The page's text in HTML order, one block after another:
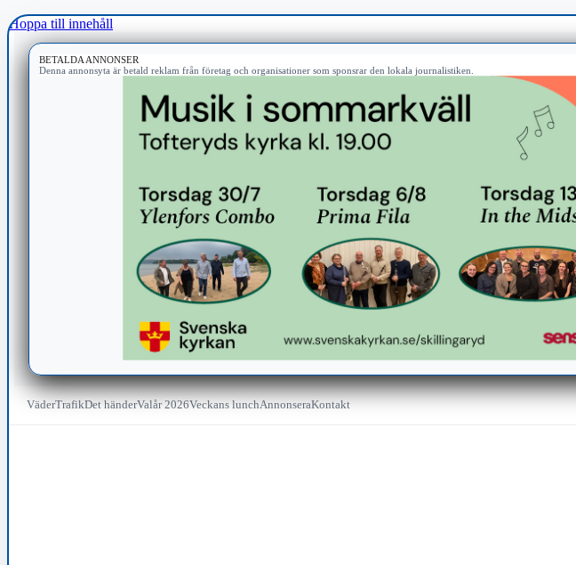
Hoppa till innehåll
BETALDA ANNONSER
Denna annonsyta är betald reklam från företag och organisationer som sponsrar den lokala journalistiken.
VäderTrafikDet händerValår 2026Veckans lunchAnnonseraKontakt